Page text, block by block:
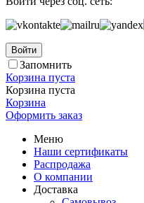
Войти
Запомнить
Корзина пуста
Корзина пуста
Корзина
Оформить заказ
Меню
Наши сертификаты
Распродажа
О компании
Доставка